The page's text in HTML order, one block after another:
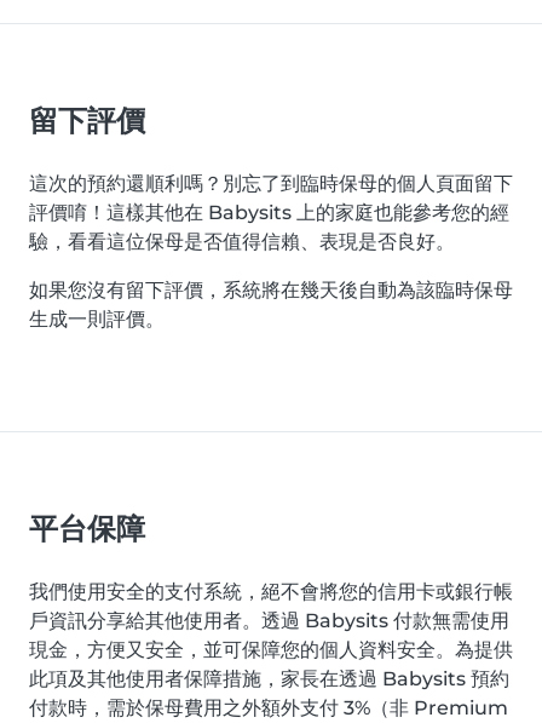
留下評價
這次的預約還順利嗎？別忘了到臨時保母的個人頁面留下
評價唷！這樣其他在 Babysits 上的家庭也能參考您的經
驗，看看這位保母是否值得信賴、表現是否良好。
如果您沒有留下評價，系統將在幾天後自動為該臨時保母
生成一則評價。
平台保障
我們使用安全的支付系統，絕不會將您的信用卡或銀行帳
戶資訊分享給其他使用者。透過 Babysits 付款無需使用
現金，方便又安全，並可保障您的個人資料安全。為提供
此項及其他使用者保障措施，家長在透過 Babysits 預約
付款時，需於保母費用之外額外支付 3%（非 Premium